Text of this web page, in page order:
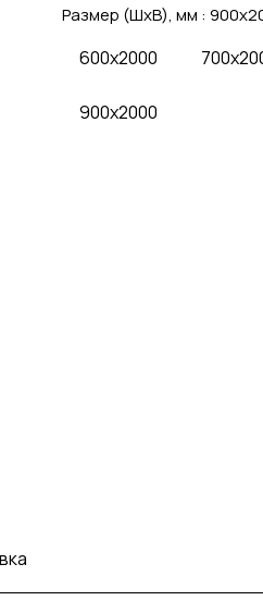
Размер (ШхВ), мм :
600x2000
900x2000